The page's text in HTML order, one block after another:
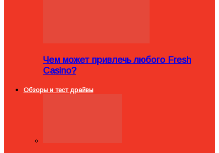
Чем может привлечь любого Fresh
Casino?
Обзоры и тест драйвы